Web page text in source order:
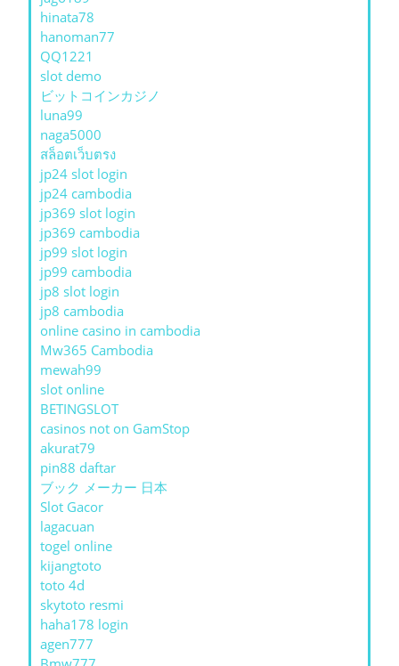
hinata78
hanoman77
QQ1221
slot demo
ビットコインカジノ
luna99
naga5000
สล็อตเว็บตรง
jp24 slot login
jp24 cambodia
jp369 slot login
jp369 cambodia
jp99 slot login
jp99 cambodia
jp8 slot login
jp8 cambodia
online casino in cambodia
Mw365 Cambodia
mewah99
slot online
BETINGSLOT
casinos not on GamStop
akurat79
pin88 daftar
ブック メーカー 日本
Slot Gacor
lagacuan
togel online
kijangtoto
toto 4d
skytoto resmi
haha178 login
agen777